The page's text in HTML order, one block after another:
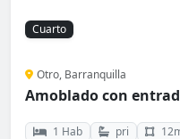
Cuarto
Otro, Barranquilla
Amoblado con
1 Hab pri